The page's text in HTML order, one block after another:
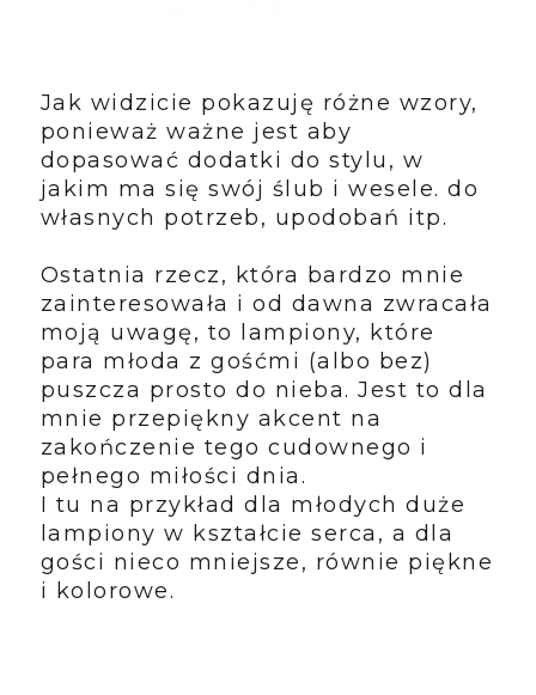
Jak widzicie pokazuję różne wzory,
ponieważ ważne jest aby
dopasować dodatki do stylu, w
jakim ma się swój ślub i wesele. do
własnych potrzeb, upodobań itp.
Ostatnia rzecz, która bardzo mnie
zainteresowała i od dawna zwracała
moją uwagę, to lampiony, które
para młoda z gośćmi (albo bez)
puszcza prosto do nieba. Jest to dla
mnie przepiękny akcent na
zakończenie tego cudownego i
pełnego miłości dnia.
I tu na przykład dla młodych duże
lampiony w kształcie serca, a dla
gości nieco mniejsze, równie piękne
i kolorowe.